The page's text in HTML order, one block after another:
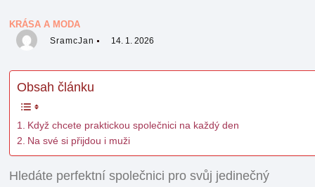
KRÁSA A MODA
SramcJan 14. 1. 2026
Obsah článku
Když chcete praktickou společnici na každý den
Na své si přijdou i muži
Hledáte perfektní společnici pro svůj jedinečný